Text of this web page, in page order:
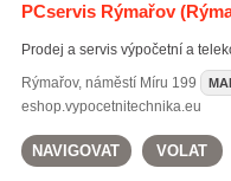
PCservis Rýmařov
Prodej a servis výpočetní a
Rýmařov, náměstí Míru 199
eshop.vypocetnitechnika.eu
NAVIGOVAT VOLAT